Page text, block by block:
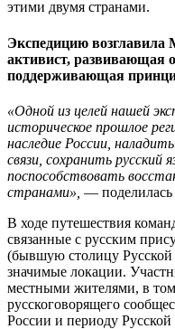
этими двумя странами.
Экспедицию возглавила
активист, развивающая
поддерживающая
«Одной из целей нашей
историческое прошлое
наследие России,
связи, сохранить русский
поспособствовать
странами», — поделилась
В ходе путешествия
связанные с русским
(бывшую столицу
значимые локации.
местными жителями, в том
русскоговорящего
России и периоду